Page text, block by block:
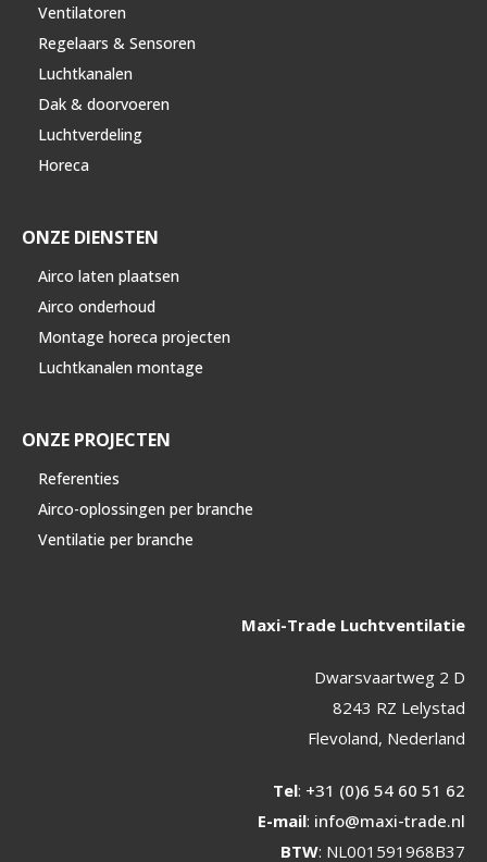
Ventilatoren
Regelaars & Sensoren
Luchtkanalen
Dak & doorvoeren
Luchtverdeling
Horeca
ONZE DIENSTEN
Airco laten plaatsen
Airco onderhoud
Montage horeca projecten
Luchtkanalen montage
ONZE PROJECTEN
Referenties
Airco-oplossingen per branche
Ventilatie per branche
Maxi-Trade Luchtventilatie
Dwarsvaartweg 2 D
8243 RZ Lelystad
Flevoland, Nederland
Tel: +31 (0)6 54 60 51 62
E-mail: info@maxi-trade.nl
BTW: NL001591968B37